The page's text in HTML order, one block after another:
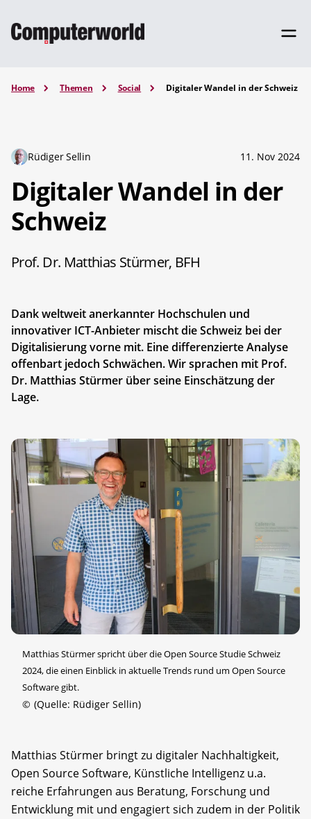
Home Themen Social Digitaler Wandel in der Schweiz
Rüdiger Sellin 11. Nov 2024
Digitaler Wandel in der
Schweiz
Prof. Dr. Matthias Stürmer, BFH
Dank weltweit anerkannter Hochschulen und
innovativer ICT-Anbieter mischt die Schweiz bei der
Digitalisierung vorne mit. Eine differenzierte Analyse
offenbart jedoch Schwächen. Wir sprachen mit Prof.
Dr. Matthias Stürmer über seine Einschätzung der
Lage.
Matthias Stürmer spricht über die Open Source Studie Schweiz
2024, die einen Einblick in aktuelle Trends rund um Open Source
Software gibt.
© (Quelle: Rüdiger Sellin)
Matthias Stürmer bringt zu digitaler Nachhaltigkeit,
Open Source Software, Künstliche Intelligenz u.a.
reiche Erfahrungen aus Beratung, Forschung und
Entwicklung mit und engagiert sich zudem in der Politik